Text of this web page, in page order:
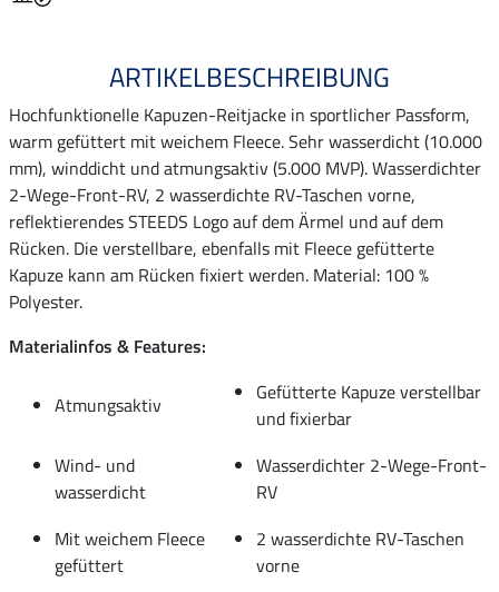
ARTIKELBESCHREIBUNG
Hochfunktionelle Kapuzen-Reitjacke in sportlicher Passform,
warm gefüttert mit weichem Fleece. Sehr wasserdicht (10.000
mm), winddicht und atmungsaktiv (5.000 MVP). Wasserdichter
2-Wege-Front-RV, 2 wasserdichte RV-Taschen vorne,
reflektierendes STEEDS Logo auf dem Ärmel und auf dem
Rücken. Die verstellbare, ebenfalls mit Fleece gefütterte
Kapuze kann am Rücken fixiert werden. Material: 100 %
Polyester.
Materialinfos & Features:
Atmungsaktiv
Gefütterte Kapuze verstellbar
und fixierbar
Wind- und
wasserdicht
Wasserdichter 2-Wege-Front-
RV
Mit weichem Fleece
gefüttert
2 wasserdichte RV-Taschen
vorne